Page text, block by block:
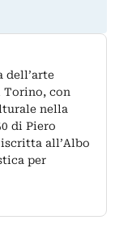
dell’arte
Torino, con
nella
di Piero
all’Albo
per